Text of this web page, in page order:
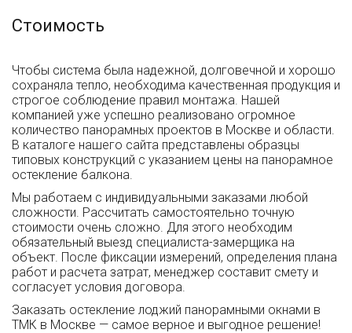
Стоимость
Чтобы система была надежной, долговечной и хорошо
сохраняла тепло, необходима качественная продукция и
строгое соблюдение правил монтажа. Нашей
компанией уже успешно реализовано огромное
количество панорамных проектов в Москве и области.
В каталоге нашего сайта представлены образцы
типовых конструкций с указанием цены на панорамное
остекление балкона.
Мы работаем с индивидуальными заказами любой
сложности. Рассчитать самостоятельно точную
стоимости очень сложно. Для этого необходим
обязательный выезд специалиста-замерщика на
объект. После фиксации измерений, определения плана
работ и расчета затрат, менеджер составит смету и
согласует условия договора.
Заказать остекление лоджий панорамными окнами в
ТМК в Москве — самое верное и выгодное решение!